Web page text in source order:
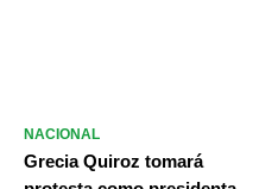
NACIONAL
Grecia Quiroz tomará